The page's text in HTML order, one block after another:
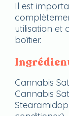
Il est
utilisation et
boîtier.
Cannabis
Cannabis